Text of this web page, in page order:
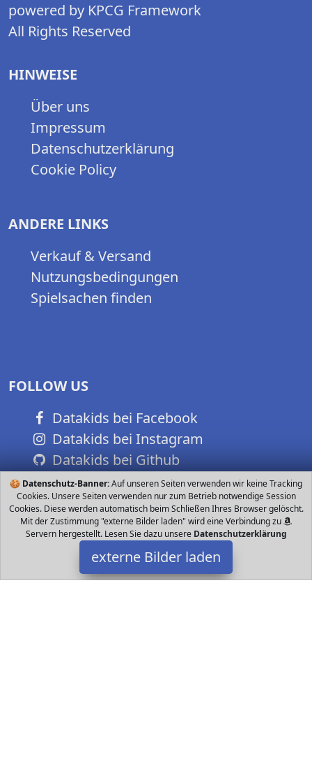
🍪 Datenschutz-Banner:Auf unseren Seiten verwenden wir keine Tracking
Cookies. Unsere Seiten verwenden nur zum Betrieb notwendige Session
Cookies. Diese werden automatisch beim Schließen Ihres Browser gelöscht.
Mit der Zustimmung "externe Bilder laden" wird eine Verbindung zu
Servern hergestellt. Lesen Sie dazu unsere Datenschutzerklärung
externe Bilder laden
powered by KPCG Framework
All Rights Reserved
HINWEISE
Über uns
Impressum
Datenschutzerklärung
Cookie Policy
ANDERE LINKS
Verkauf & Versand
Nutzungsbedingungen
Spielsachen finden
FOLLOW US
Datakids bei Facebook
Datakids bei Instagram
Datakids bei Github